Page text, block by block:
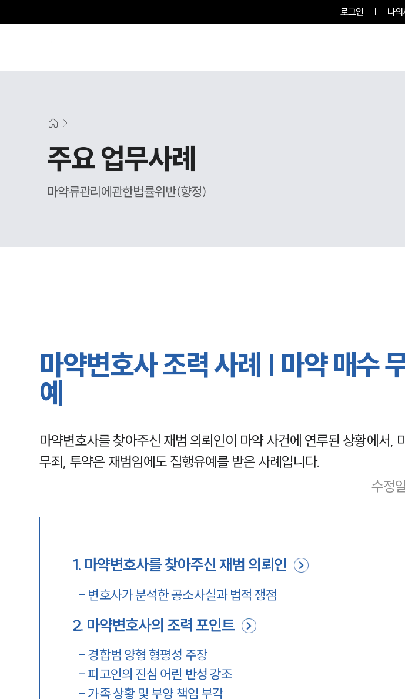
로그인 나
주요 업무사례
마약류관리에관한법률위반(향정)
마약변호사 조력 사례 | 마약 매수
예
마약변호사를 찾아주신 재범 의뢰인이 마약 사건에 연루된 상황에서,
무죄, 투약은 재범임에도 집행유예를 받은 사례입니다.
수정일
1. 마약변호사를 찾아주신 재범 의뢰인
- 변호사가 분석한 공소사실과 법적 쟁점
2. 마약변호사의 조력 포인트
- 경합범 양형 형평성 주장
-피고인의 진심 어린 반성 강조
- 가족 상황 및 부양 책임 부각